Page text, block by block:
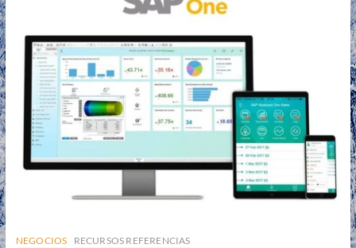
NEGOCIOS RECURSOS REFERENCIAS